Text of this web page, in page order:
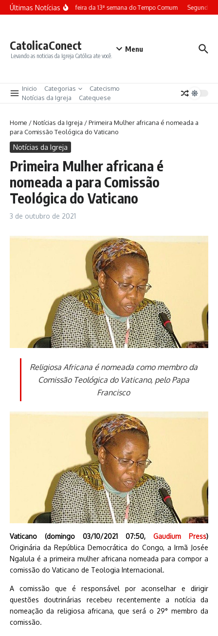
Ir para o conteúdo
Últimas NotíciasTerça-feira da 13ª semana do Tempo Comum Segunda-
CatolicaConect
Levando as noticias da Igreja Católica ate você.
Menu
Inicio Categorias
Catecismo
Notícias da Igreja
Catequese
Home /Notícias da Igreja /Primeira Mulher africana é nomeada a
para Comissão Teológica do Vaticano
Notícias da Igreja
Primeira Mulher africana é
nomeada a para Comissão
Teológica do Vaticano
3 de outubro de 2021
Religiosa Africana é nomeada como membro da
Comissão Teológica do Vaticano, pelo Papa
Francisco
Vaticano (domingo 03/10/2021 07:50, Gaudium Press)
Originária da República Democrática do Congo, a Irmã Josée
Ngalula é a primeira mulher africana nomeada para compor a
comissão do Vaticano de Teologia Internacional.
A comissão que é responsável por aconselhar e dirigir
questões doutrinárias recebeu recentemente a notícia da
nomeação da religiosa africana, que será o 29° membro da
comissão.